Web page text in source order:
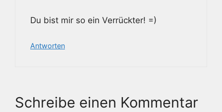
Du bist mir so ein Verrückter! =)
Antworten
Schreibe einen Kommentar